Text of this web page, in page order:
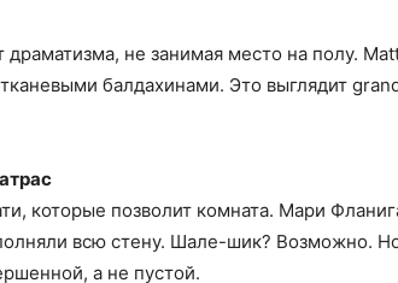
не занимая место на полу.
балдахинами. Это выглядит
которые позволит комната. Мари
всю стену. Шале-шик? Возможно. Но
а не пустой.